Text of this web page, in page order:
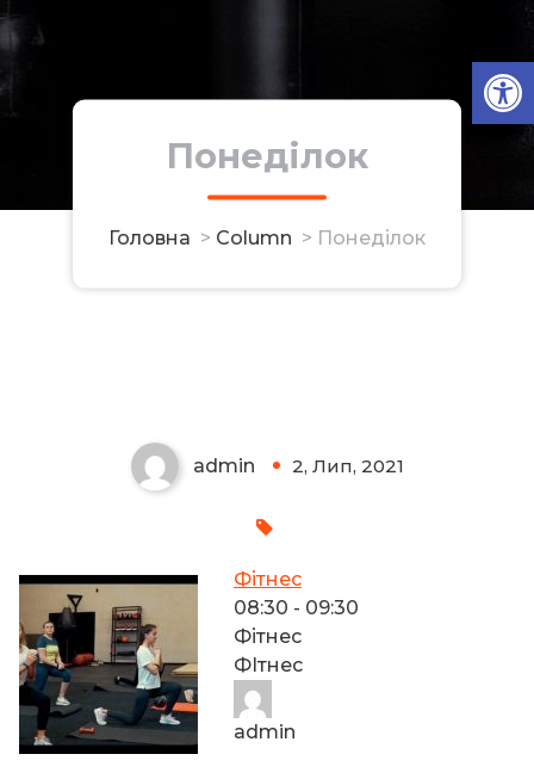
Понеділок
Головна > Column > Понеділок
admin 2, Лип, 2021
Фітнес
08:30 - 09:30
Фітнес
ФІтнес
admin